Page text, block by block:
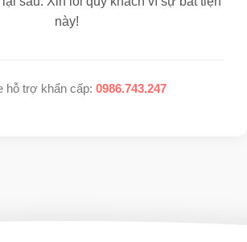
này!
hỗ trợ khẩn cấp: 0986.743.247